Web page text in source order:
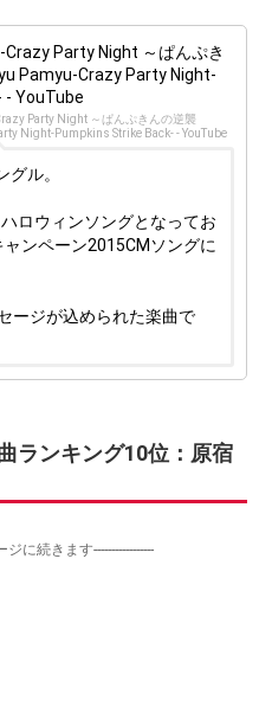
Party Night ～ぱんぷき
Pamyu-Crazy Party Night-
- YouTube
Party Night ～ぱんぷきんの逆襲
Night-Pumpkins Strike Back- - YouTube
ル。
ロウィンソングとなってお
ンペーン2015CMソングに
ージが込められた楽曲で
ランキング10位：原宿
ジに続きます-----------------